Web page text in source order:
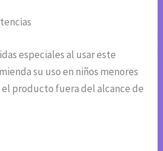
especiales al usar este
su uso en niños menores
el producto fuera del alcance de